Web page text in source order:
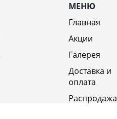
МЕНЮ
Главная
Акции
Галерея
Доставка и
оплата
Распродажа